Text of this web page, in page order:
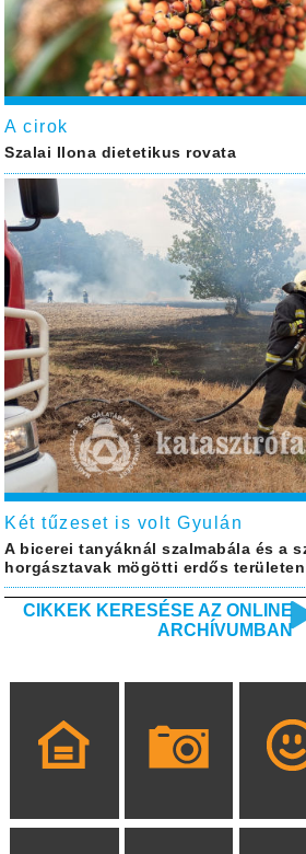
A cirok
Szalai Ilona dietetikus rovata
Két tűzeset is volt Gyulán
A bicerei tanyáknál szalmabála és a
horgásztavak mögötti erdős
CIKKEK KERESÉSE AZ ONLINE
ARCHÍVUMBAN